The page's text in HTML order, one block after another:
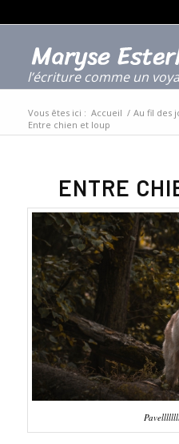
l’écriture comme un
Vous êtes ici : Accueil / Au fil des
Entre chien et loup
ENTRE